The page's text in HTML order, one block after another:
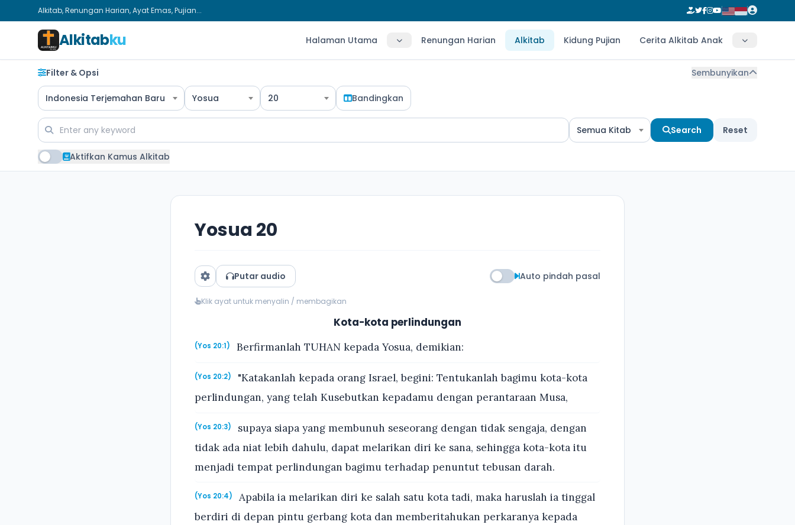
Alkitab, Renungan Harian, Ayat Emas, Pujian...
Alkitabku Halaman Utama Renungan Harian Alkitab Kidung Pujian Cerita Alkitab Anak
Filter & Opsi Sembunyikan
Indonesia Terjemahan Baru Yosua 20 Bandingkan
Semua Kitab Search Reset
Aktifkan Kamus Alkitab
Yosua 20
Putar audio Auto pindah pasal
Klik ayat untuk menyalin / membagikan
Kota-kota perlindungan
(Yos 20:1) Berfirmanlah TUHAN kepada Yosua, demikian:
(Yos 20:2)
"Katakanlah kepada orang Israel, begini: Tentukanlah bagimu kota-kota
perlindungan, yang telah Kusebutkan kepadamu dengan perantaraan Musa,
(Yos 20:3)
supaya siapa yang membunuh seseorang dengan tidak sengaja, dengan
tidak ada niat lebih dahulu, dapat melarikan diri ke sana, sehingga kota-kota itu
menjadi tempat perlindungan bagimu terhadap penuntut tebusan darah.
(Yos 20:4)
Apabila ia melarikan diri ke salah satu kota tadi, maka haruslah ia tinggal
berdiri di depan pintu gerbang kota dan memberitahukan perkaranya kepada